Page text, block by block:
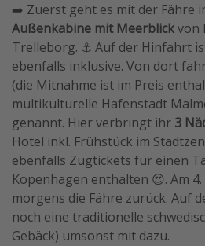
➡️ Zuerst geht es mit der Fähre
Außenkabine mit Meerblickvon
Trelleborg. ⚓️ Auf der Hinfahrt
ebenfalls inklusive. Von dort
(die Mitnahme ist im Preis
multikulturelle Hafenstadt
genannt. Hier verbringt ihr 3
Hotel inkl. Frühstück im
ebenfalls Zugtickets für einen
Kopenhagen enthalten 😍. Am
morgens die Fähre zurück. Auf
noch eine traditionelle
Gebäck) umsonst mit dazu.